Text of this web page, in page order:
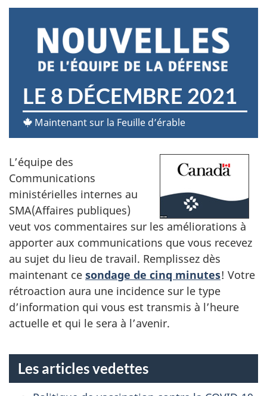
N
O
U
V
E
L
L
E
S
D
L
LE 8 DÉCEMBRE 2021
Maintenant sur la Feuille d’érable
L’équipe des
Communications
ministérielles internes au
SMA(Affaires publiques)
veut vos commentaires sur les améliorations à
apporter aux communications que vous recevez
au sujet du lieu de travail. Remplissez dès
maintenant ce sondage de cinq minutes! Votre
rétroaction aura une incidence sur le type
d’information qui vous est transmis à l’heure
actuelle et qui le sera à l’avenir.
Les articles vedettes